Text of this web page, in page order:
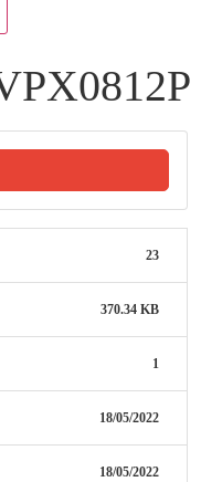
23
370.34 KB
1
18/05/2022
18/05/2022